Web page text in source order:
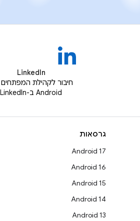
LinkedIn
חיבור לקהילת
Android ב-LinkedIn
גרסאות
Android 17
Android 16
Android 15
Android 14
Android 13